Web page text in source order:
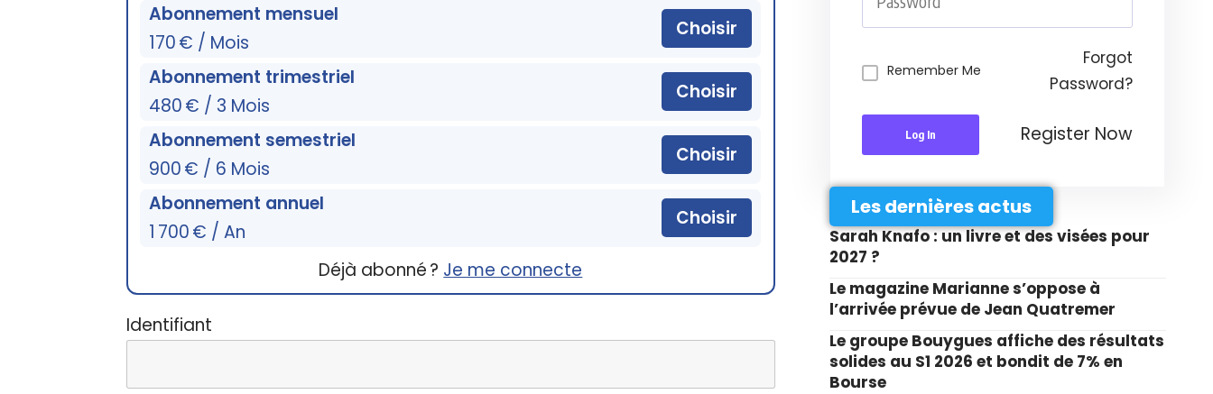
Abonnement mensuel
170 € / Mois
Choisir
Abonnement trimestriel
480 € / 3 Mois
Choisir
Abonnement semestriel
900 € / 6 Mois
Choisir
Abonnement annuel
1 700 € / An
Choisir
Déjà abonné ? Je me connecte
Identifiant
Remember Me
Forgot
Password?
Log In Register Now
Les dernières actus
Sarah Knafo : un livre et des visées pour
2027 ?
Le magazine Marianne s’oppose à
l’arrivée prévue de Jean Quatremer
Le groupe Bouygues affiche des résultats
solides au S1 2026 et bondit de 7% en
Bourse